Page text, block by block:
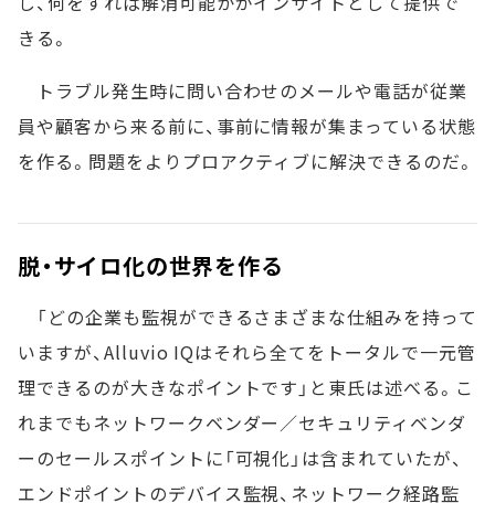
きる。
トラブル発生時に問い合わせのメールや電話が従業
員や顧客から来る前に、事前に情報が集まっている状態
を作る。問題をよりプロアクティブに解決できるのだ。
脱・サイロ化の世界を作る
「どの企業も監視ができるさまざまな仕組みを持って
いますが、Alluvio IQはそれら全てをトータルで一元管
理できるのが大きなポイントです」と東氏は述べる。こ
れまでもネットワークベンダー／セキュリティベンダ
ーのセールスポイントに「可視化」は含まれていたが、
エンドポイントのデバイス監視、ネットワーク経路監